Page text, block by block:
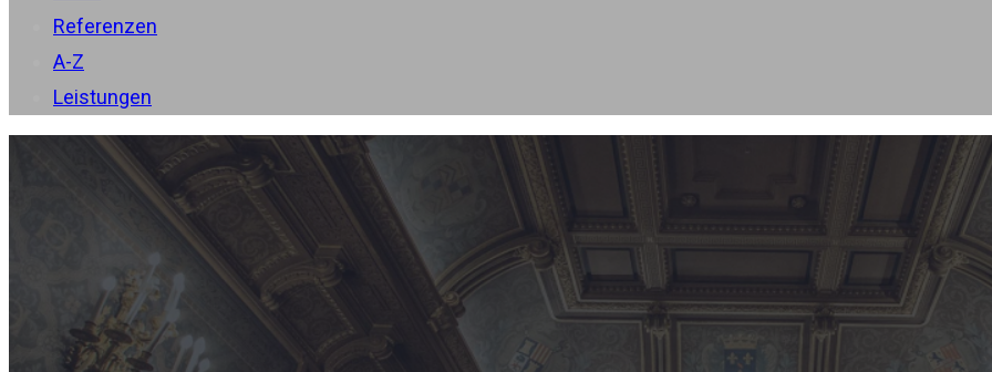
Referenzen
A-Z
Leistungen